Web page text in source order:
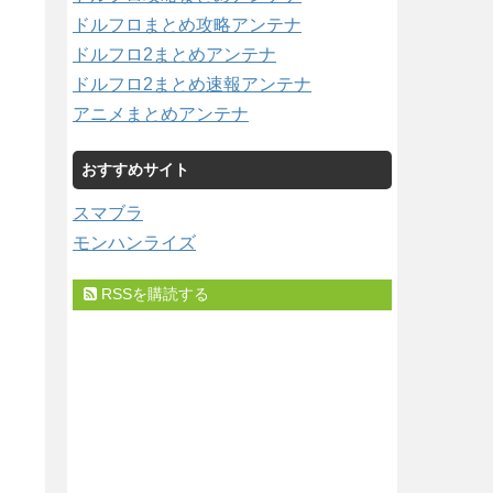
ドルフロまとめ攻略アンテナ
ドルフロ2まとめアンテナ
ドルフロ2まとめ速報アンテナ
アニメまとめアンテナ
おすすめサイト
スマブラ
モンハンライズ
RSSを購読する